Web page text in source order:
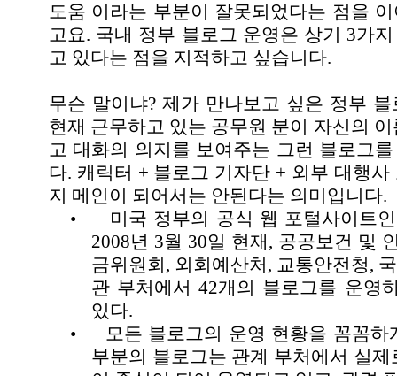
도움 이라는 부분이 잘못되었다는 점을
고요. 국내 정부 블로그 운영은 상기 3가
고 있다는 점을 지적하고 싶습니다.
무슨 말이냐? 제가 만나보고 싶은 정부
현재 근무하고 있는 공무원 분이 자신의
고 대화의 의지를 보여주는 그런 블로그
다. 캐릭터 + 블로그 기자단 + 외부 대행
지 메인이 되어서는 안된다는 의미입니다.
•
미국 정부의 공식 웹 포털사이트인
2008년 3월 30일 현재 , 공공보건 및
금위원회 , 외회예산처 , 교통안전청,
관 부처에서 42개의 블로그를 운영
있다.
•
모든 블로그의 운영 현황을 꼼꼼
부분의 블로그는 관계 부처에서 실